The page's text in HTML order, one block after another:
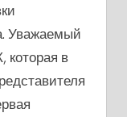
Уважаемый
которая в